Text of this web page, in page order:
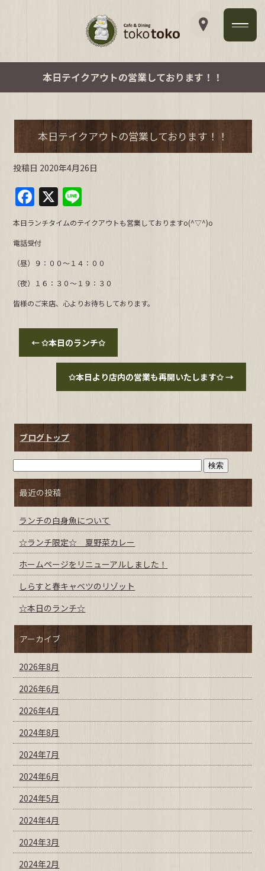
本日テイクアウトの営業しております！！
本日テイクアウトの営業しております！！
投稿日 2020年4月26日
F
a
c
e
b
o
o
k
X
n
e
本日ランチタイムのテイクアウトも営業しておりますo(^▽^)o
電話受付
（昼）９：００～１４：００
（夜）１６：３０～１９：３０
皆様のご来店、心よりお待ちしております。
←✩本日のランチ✩
✩本日より店内の営業も再開いたします✩→
ブログトップ
最近の投稿
ランチの白身魚について
☆ランチ限定☆ 夏野菜カレー
ホームページをリニューアルしました！
しらすと春キャベツのリゾット
☆本日のランチ☆
アーカイブ
2026年8月
2026年6月
2026年4月
2024年8月
2024年7月
2024年6月
2024年5月
2024年4月
2024年3月
2024年2月